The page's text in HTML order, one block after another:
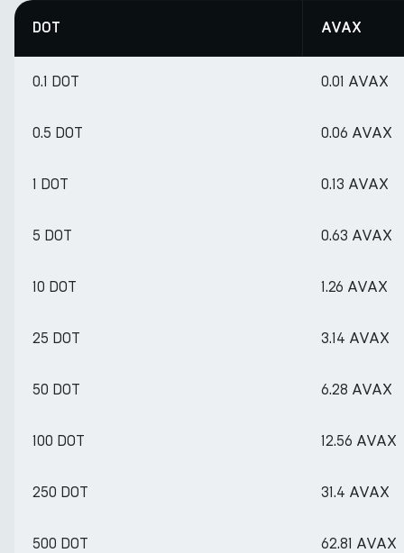
DOT AVAX
0.1 DOT 0.01 AVAX
0.5 DOT 0.06 AVAX
1 DOT 0.13 AVAX
5 DOT 0.63 AVAX
10 DOT 1.26 AVAX
25 DOT 3.14 AVAX
50 DOT 6.28 AVAX
100 DOT 12.56 AVAX
250 DOT 31.4 AVAX
500 DOT 62.81 AVAX